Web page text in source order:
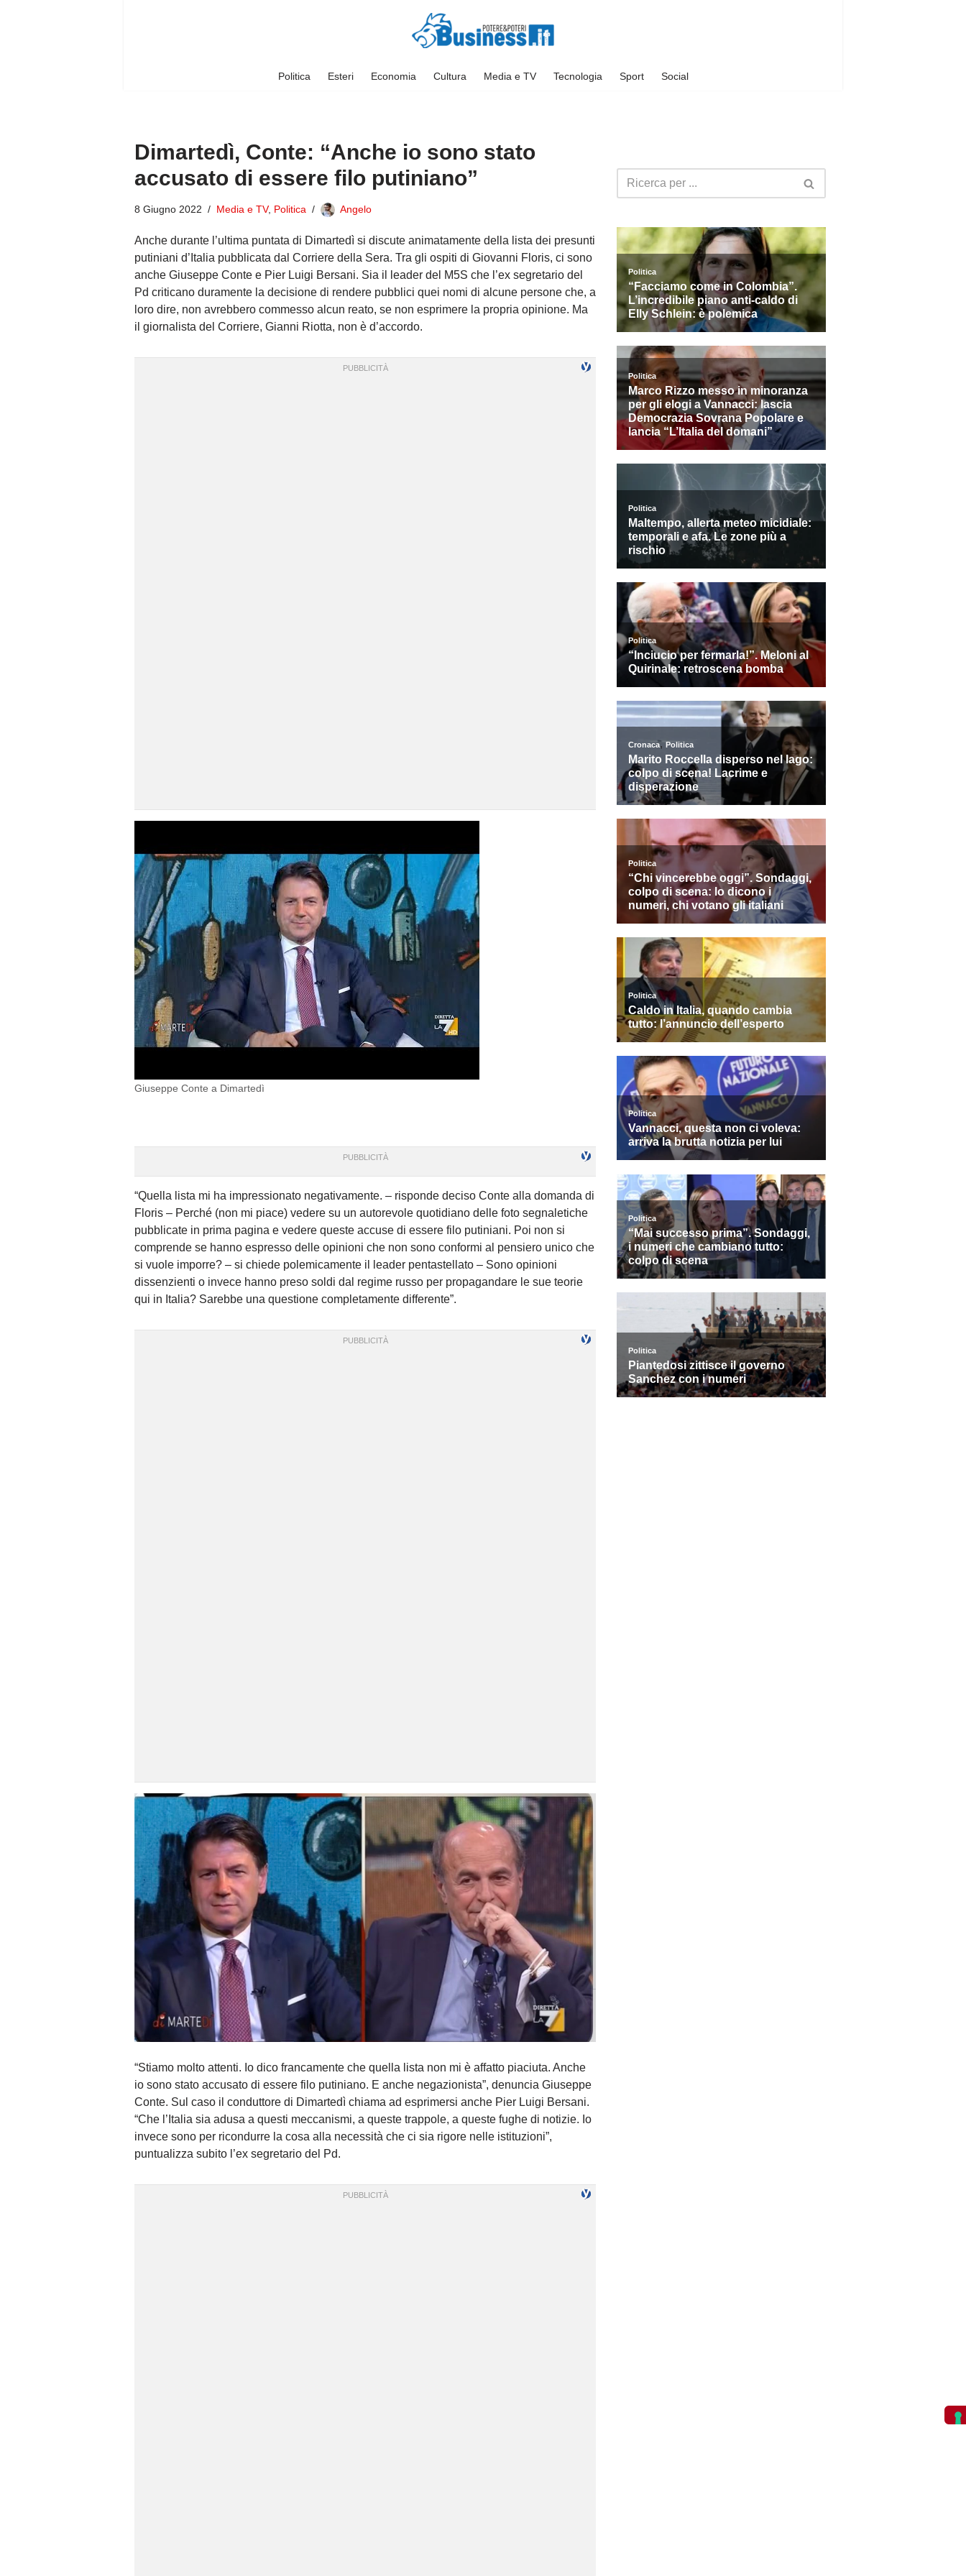
Politica Esteri Economia Cultura Media e TV Tecnologia Sport Social
Dimartedì, Conte: “Anche io sono stato
accusato di essere filo putiniano”
8 Giugno 2022 Media e TV, Politica Angelo
Anche durante l’ultima puntata di Dimartedì si discute animatamente della lista dei presunti
putiniani d’Italia pubblicata dal Corriere della Sera. Tra gli ospiti di Giovanni Floris, ci sono
anche Giuseppe Conte e Pier Luigi Bersani. Sia il leader del M5S che l’ex segretario del
Pd criticano duramente la decisione di rendere pubblici quei nomi di alcune persone che, a
loro dire, non avrebbero commesso alcun reato, se non esprimere la propria opinione. Ma
il giornalista del Corriere, Gianni Riotta, non è d’accordo.
Giuseppe Conte a Dimartedì
“Quella lista mi ha impressionato negativamente. – risponde deciso Conte alla domanda di
Floris – Perché (non mi piace) vedere su un autorevole quotidiano delle foto segnaletiche
pubblicate in prima pagina e vedere queste accuse di essere filo putiniani. Poi non si
comprende se hanno espresso delle opinioni che non sono conformi al pensiero unico che
si vuole imporre? – si chiede polemicamente il leader pentastellato – Sono opinioni
dissenzienti o invece hanno preso soldi dal regime russo per propagandare le sue teorie
qui in Italia? Sarebbe una questione completamente differente”.
“Stiamo molto attenti. Io dico francamente che quella lista non mi è affatto piaciuta. Anche
io sono stato accusato di essere filo putiniano. E anche negazionista”, denuncia Giuseppe
Conte. Sul caso il conduttore di Dimartedì chiama ad esprimersi anche Pier Luigi Bersani.
“Che l’Italia sia adusa a questi meccanismi, a queste trappole, a queste fughe di notizie. Io
invece sono per ricondurre la cosa alla necessità che ci sia rigore nelle istituzioni”,
puntualizza subito l’ex segretario del Pd.